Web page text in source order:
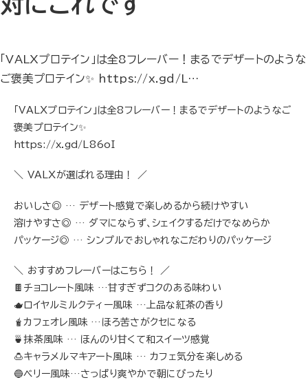
「VALXプロテイン」は全8フレーバー！まるでデザートのような
ご褒美プロテイン✨ https://x.gd/L…
「VALXプロテイン」は全8フレーバー！まるでデザートのようなご
褒美プロテイン✨
https://x.gd/L86oI
＼ VALXが選ばれる理由！ ／
おいしさ◎ … デザート感覚で楽しめるから続けやすい
溶けやすさ◎ … ダマにならず、シェイクするだけでなめらか
パッケージ◎ … シンプルでおしゃれなこだわりのパッケージ
＼ おすすめフレーバーはこちら！ ／
🍫チョコレート風味 …甘すぎずコクのある味わい
🫖ロイヤルミルクティー風味 …上品な紅茶の香り
🧋カフェオレ風味 …ほろ苦さがクセになる
🍵抹茶風味 … ほんのり甘くて和スイーツ感覚
🍮キャラメルマキアート風味 … カフェ気分を楽しめる
🔵ベリー風味…さっぱり爽やかで朝にぴったり